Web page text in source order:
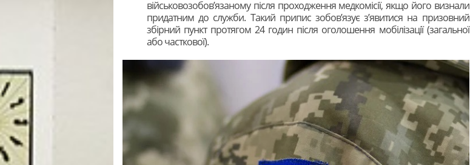
військовозобов’язаному після проходження медкомісії, якщо його визнали
придатним до служби. Такий припис зобов’язує з’явитися на призовний
збірний пункт протягом 24 годин після оголошення мобілізації (загальної
або часткової).